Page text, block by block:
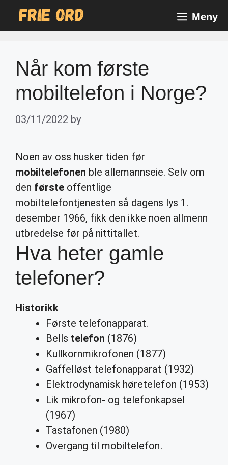
Meny
Når kom første
mobiltelefon i Norge?
03/11/2022 by
Noen av oss husker tiden før
mobiltelefonen ble allemannseie. Selv om
den første offentlige
mobiltelefontjenesten så dagens lys 1.
desember 1966, fikk den ikke noen allmenn
utbredelse før på nittitallet.
Hva heter gamle
telefoner?
Historikk
Første telefonapparat.
Bells telefon (1876)
Kullkornmikrofonen (1877)
Gaffelløst telefonapparat (1932)
Elektrodynamisk høretelefon (1953)
Lik mikrofon- og telefonkapsel
(1967)
Tastafonen (1980)
Overgang til mobiltelefon.